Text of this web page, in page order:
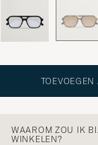
WAAROM ZOU IK
WINKELEN?